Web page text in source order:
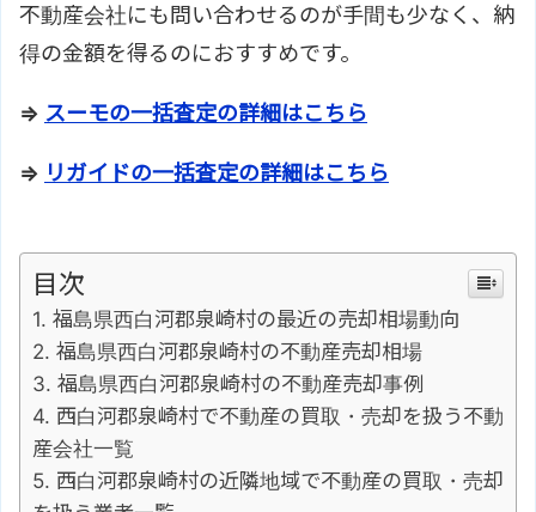
不動産会社にも問い合わせるのが手間も少なく、納
得の金額を得るのにおすすめです。
⇒ スーモの一括査定の詳細はこちら
⇒ リガイドの一括査定の詳細はこちら
目次
福島県西白河郡泉崎村の最近の売却相場動向
福島県西白河郡泉崎村の不動産売却相場
福島県西白河郡泉崎村の不動産売却事例
西白河郡泉崎村で不動産の買取・売却を扱う不動
産会社一覧
西白河郡泉崎村の近隣地域で不動産の買取・売却